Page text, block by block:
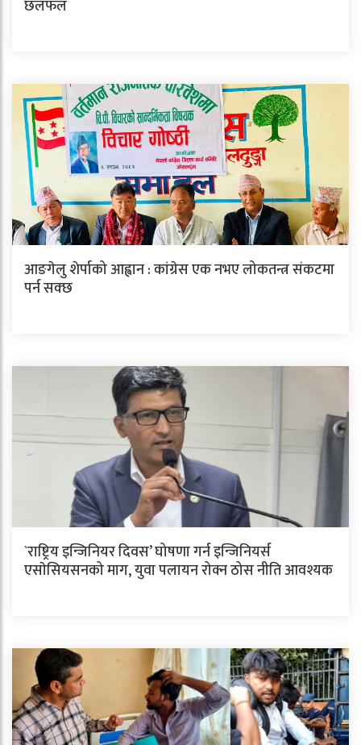
छलफल
आङगेलु शेर्पाको आह्वान : कांग्रेस एक नभए लोकतन्त्र संकटमा
पर्न सक्छ
`राष्ट्रिय इन्जिनियर दिवस’ घोषणा गर्न इन्जिनियर्स
एसाेसियसनको माग, युवा पलायन रोक्न ठोस नीति आवश्यक